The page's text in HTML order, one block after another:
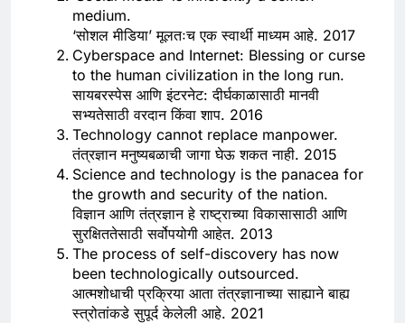
medium.
‘सोशल मीडिया’ मूलतःच एक स्वार्थी माध्यम आहे. 2017
Cyberspace and Internet: Blessing or curse
to the human civilization in the long run.
सायबरस्पेस आणि इंटरनेट: दीर्घकाळासाठी मानवी
सभ्यतेसाठी वरदान किंवा शाप. 2016
Technology cannot replace manpower.
तंत्रज्ञान मनुष्यबळाची जागा घेऊ शकत नाही. 2015
Science and technology is the panacea for
the growth and security of the nation.
विज्ञान आणि तंत्रज्ञान हे राष्ट्राच्या विकासासाठी आणि
सुरक्षिततेसाठी सर्वोपयोगी आहेत. 2013
The process of self-discovery has now
been technologically outsourced.
आत्मशोधाची प्रक्रिया आता तंत्रज्ञानाच्या साह्याने बाह्य
स्त्रोतांकडे सुपूर्द केलेली आहे. 2021